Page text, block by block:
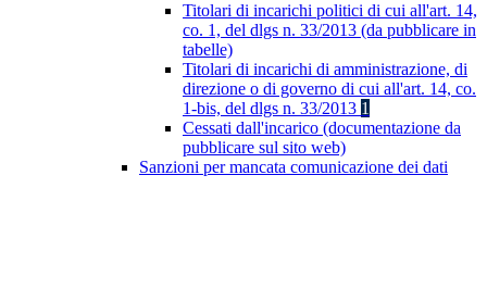
Titolari di incarichi politici di cui all'art. 14,
co. 1, del dlgs n. 33/2013 (da pubblicare in
tabelle)
Titolari di incarichi di amministrazione, di
direzione o di governo di cui all'art. 14, co.
1-bis, del dlgs n. 33/2013 1
Cessati dall'incarico (documentazione da
pubblicare sul sito web)
Sanzioni per mancata comunicazione dei dati